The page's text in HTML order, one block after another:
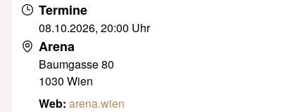
Termine
08.10.2026, 20:00 Uhr
Arena
Baumgasse 80
1030 Wien
Web: arena.wien